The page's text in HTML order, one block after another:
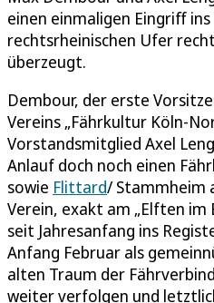
einen einmaligen Eingriff
rechtsrheinischen Ufer
überzeugt.
Dembour, der erste
Vereins „Fährkultur Köln-
Vorstandsmitglied Axel
Anlauf doch noch einen
sowie Flittard/ Stammheim
Verein, exakt am „Elften
seit Jahresanfang ins
Anfang Februar als
alten Traum der
weiter verfolgen und